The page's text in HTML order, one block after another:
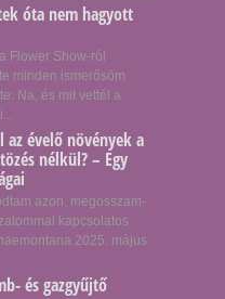
óta nem hagyott
Flower Show-ról
minden ismerősöm
Na, és mit vettél a
az évelő növények a
nélkül? – Egy
azon, megosszam-
kapcsolatos
2025. május
és gazgyűjtő